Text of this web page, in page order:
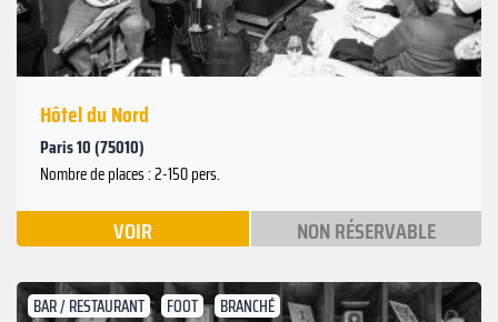
Hôtel du Nord
Paris 10 (75010)
Nombre de places : 2-150 pers.
VOIR NON RÉSERVABLE
BAR / RESTAURANT FOOT BRANCHÉ